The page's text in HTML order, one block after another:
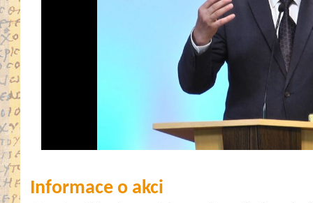
Informace o akci